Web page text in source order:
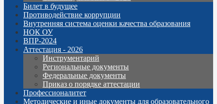
Билет в будущее
Противодействие коррупции
Внутренняя система оценки качества образования
НОК ОУ
ВПР-2024
Аттестация - 2026
Инструментарий
Региональные документы
Федеральные документы
Приказ о порядке аттестации
Профессионалитет
Методические и иные документы для образовательного